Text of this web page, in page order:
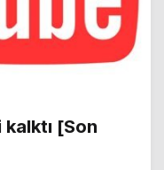
[Son